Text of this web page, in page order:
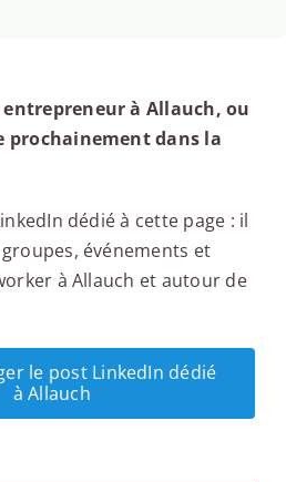
à Allauch, ou
prochainement dans la
dédié à cette page : il
événements et
à Allauch et autour de
le post LinkedIn dédié
à Allauch